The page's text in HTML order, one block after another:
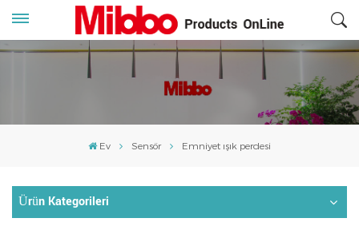
Ev Sensör Emniyet ışık perdesi
Ürün Kategorileri